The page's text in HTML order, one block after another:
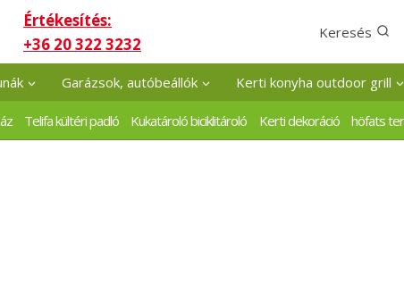
Értékesítés:
+36 20 322 3232
Keresés
Garázsok, autóbeállók Kerti konyha outdoor grill
Telifa kültéri padló Kukatároló biciklitároló Kerti dekoráció höfats